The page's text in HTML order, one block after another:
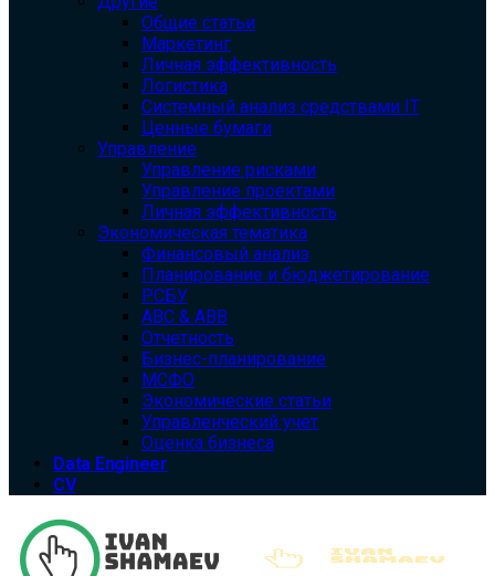
Общие статьи
Маркетинг
Личная эффективность
Логистика
Системный анализ средствами IT
Ценные бумаги
Управление
Управление рисками
Управление проектами
Личная эффективность
Экономическая тематика
Финансовый анализ
Планирование и бюджетирование
РСБУ
ABC & ABB
Отчетность
Бизнес-планирование
МСФО
Экономические статьи
Управленческий учет
Оценка бизнеса
Data Engineer
CV